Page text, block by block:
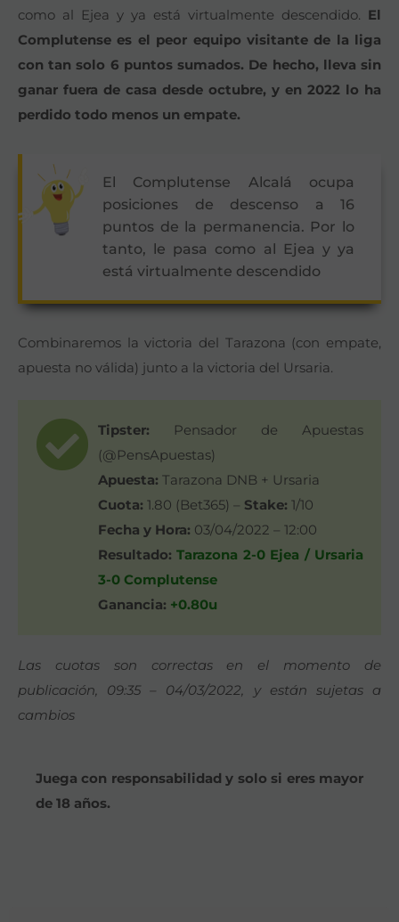
como al Ejea y ya está virtualmente descendido. El
Complutense es el peor equipo visitante de la liga
con tan solo 6 puntos sumados. De hecho, lleva sin
ganar fuera de casa desde octubre, y en 2022 lo ha
perdido todo menos un empate.
El Complutense Alcalá ocupa
posiciones de descenso a 16
puntos de la permanencia. Por lo
tanto, le pasa como al Ejea y ya
está virtualmente descendido
Combinaremos la victoria del Tarazona (con empate,
apuesta no válida) junto a la victoria del Ursaria.
Tipster: Pensador de Apuestas
(@PensApuestas)
Apuesta: Tarazona DNB + Ursaria
Cuota: 1.80 (Bet365) – Stake: 1/10
Fecha y Hora: 03/04/2022 – 12:00
Resultado: Tarazona 2-0 Ejea / Ursaria
3-0 Complutense
Ganancia: +0.80u
Las cuotas son correctas en el momento de
publicación, 09:35 – 04/03/2022, y están sujetas a
cambios
Juega con responsabilidad y solo si eres mayor
de 18 años.